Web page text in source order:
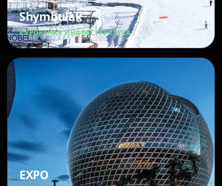
Shymbulak
КУРОРТНАЯ ИНФРАСТРУКТУРА
EXPO